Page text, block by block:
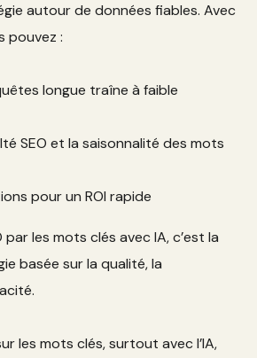
autour de données fiables. Avec
pouvez :
longue traîne à faible
SEO et la saisonnalité des mots
pour un ROI rapide
par les mots clés avec IA, c’est la
basée sur la qualité, la
les mots clés, surtout avec l’IA,